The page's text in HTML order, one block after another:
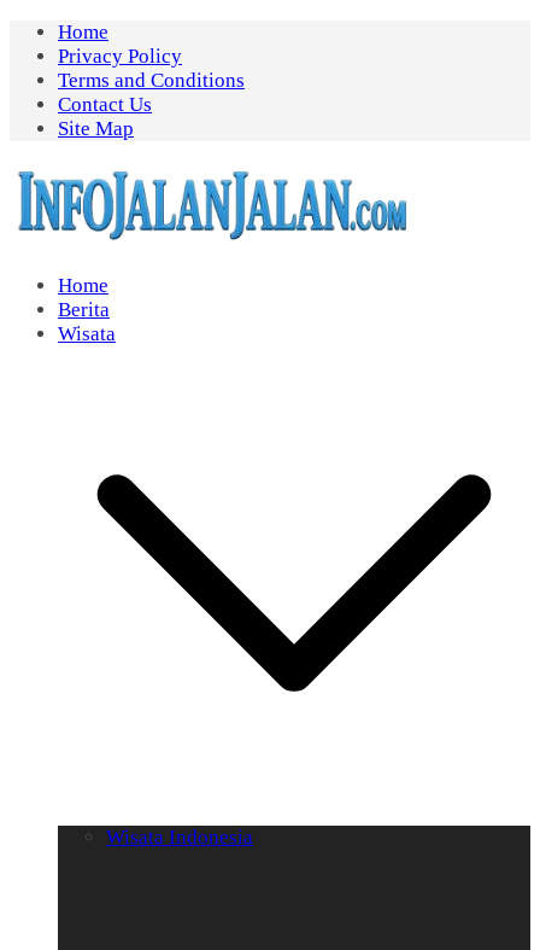
Skip
content
Home
Privacy Policy
Terms and Conditions
Contact Us
Site Map
Home
Berita
Wisata
Wisata Indonesia